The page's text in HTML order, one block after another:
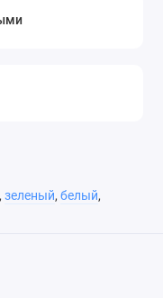
, зеленый, белый,